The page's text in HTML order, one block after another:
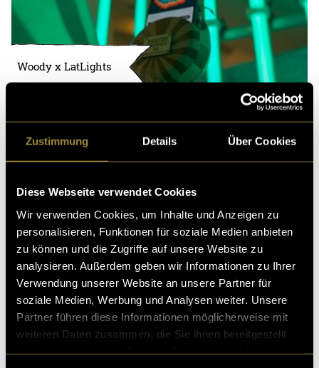
Zustimmung Details Über Cookies
Diese Webseite verwendet Cookies
Wir verwenden Cookies, um Inhalte und Anzeigen zu
personalisieren, Funktionen für soziale Medien anbieten
zu können und die Zugriffe auf unsere Website zu
analysieren. Außerdem geben wir Informationen zu Ihrer
Verwendung unserer Website an unsere Partner für
soziale Medien, Werbung und Analysen weiter. Unsere
Partner führen diese Informationen möglicherweise mit
weiteren Daten zusammen, die Sie ihnen bereitgestellt
Woody x LatLights